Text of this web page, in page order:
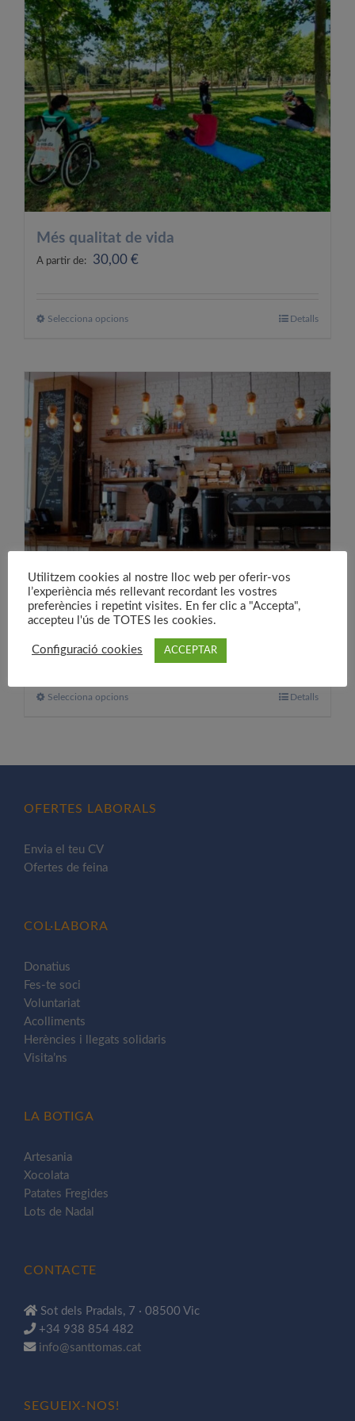
OFERTES LABORALS
COL·LABORA
LA BOTIGA
Més qualitat de vida
A partir de: 30,00 €
Selecciona opcionsAquest
variants.
Les
opcions
es
poden
triar
a
la
del
producte
Detalls
Noves oportunitats laborals
Selecciona opcionsAquest
Les
Detalls
OFERTES LABORALS
Envia el teu CV
Ofertes de feina
COL·LABORA
Donatius
Fes-te soci
Voluntariat
Acolliments
Herències i llegats solidaris
Visita’ns
LA BOTIGA
Artesania
Xocolata
Patates Fregides
Lots de Nadal
CONTACTE
Sot dels Pradals, 7 · 08500 Vic
+34 938 854 482
info@santtomas.cat
SEGUEIX-NOS!
Utilitzem cookies al nostre lloc web per oferir-vos
l’experiència més rellevant recordant les vostres
preferències i repetint visites. En fer clic a "Accepta",
accepteu l'ús de TOTES les cookies.
Configuració cookies ACCEPTAR